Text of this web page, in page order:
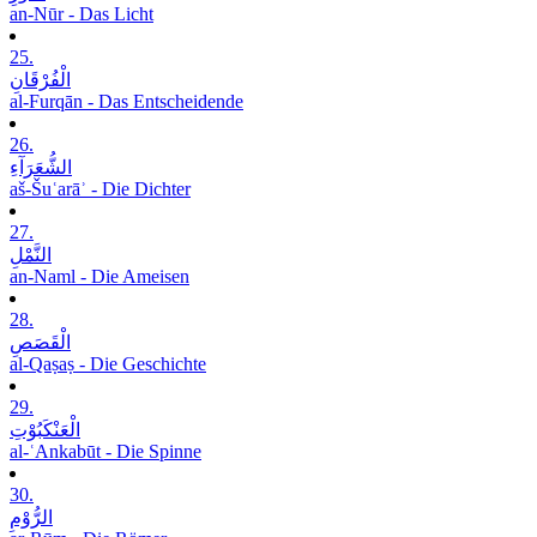
an-Nūr - Das Licht
25.
الْفُرْقَانِ
al-Furqān - Das Entscheidende
26.
الشُّعَرَآءِ
aš-Šuʿarāʾ - Die Dichter
27.
النَّمْلِ
an-Naml - Die Ameisen
28.
الْقَصَصِ
al-Qaṣaṣ - Die Geschichte
29.
الْعَنْکَبُوْتِ
al-ʿAnkabūt - Die Spinne
30.
الرُّوْمِ